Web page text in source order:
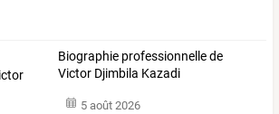
Biographie professionnelle de
Victor Djimbila Kazadi
5 août 2026